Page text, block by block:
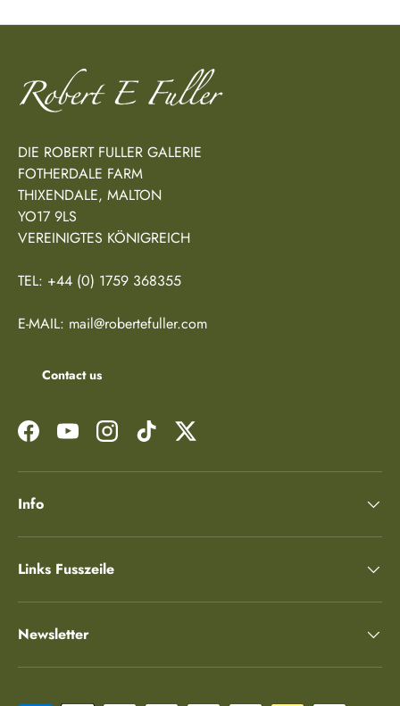
DIE ROBERT FULLER GALERIE
FOTHERDALE FARM
THIXENDALE, MALTON
YO17 9LS
VEREINIGTES KÖNIGREICH
TEL: +44 (0) 1759 368355
E-MAIL: mail@robertefuller.com
Contact us
FacebookYouTubeInstagramTikTok Twitter
Info
Links Fusszeile
Newsletter